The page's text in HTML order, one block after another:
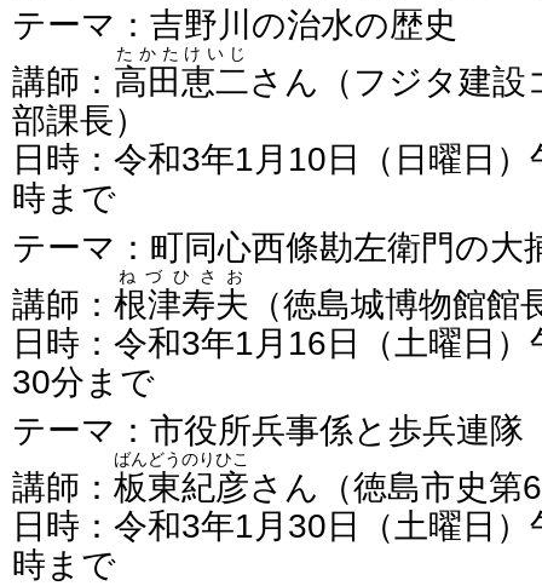
テーマ：吉野川の治水の歴史
講師： 高田恵二
たかたけいじ
さん（フジタ建設
部課長）
日時：令和3年1月10日（日曜日
時まで
テーマ：町同心西條勘左衛門の大
講師： 根津寿夫
ねづひさお
（徳島城博物館館
日時：令和3年1月16日（土曜日
30分まで
テーマ：市役所兵事係と歩兵連隊
講師： 板東紀彦
ばんどうのりひこ
さん（徳島市史第
日時：令和3年1月30日（土曜日
時まで